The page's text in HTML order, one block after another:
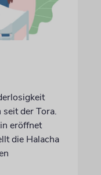
der Tora.
eröffnet
die Halacha